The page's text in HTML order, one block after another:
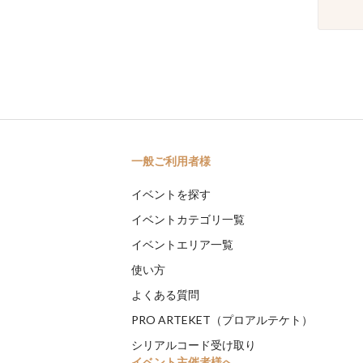
一般ご利用者様
イベントを探す
イベントカテゴリ一覧
イベントエリア一覧
使い方
よくある質問
PRO ARTEKET（プロアルテケト）
シリアルコード受け取り